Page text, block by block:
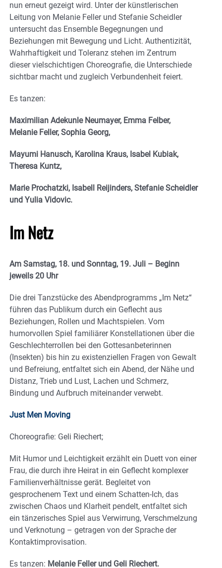
nun erneut gezeigt wird. Unter der künstlerischen
Leitung von Melanie Feller und Stefanie Scheidler
untersucht das Ensemble Begegnungen und
Beziehungen mit Bewegung und Licht. Authentizität,
Wahrhaftigkeit und Toleranz stehen im Zentrum
dieser vielschichtigen Choreografie, die Unterschiede
sichtbar macht und zugleich Verbundenheit feiert.
Es tanzen:
Maximilian Adekunle Neumayer, Emma Felber,
Melanie Feller, Sophia Georg,
Mayumi Hanusch, Karolina Kraus, Isabel Kubiak,
Theresa Kuntz,
Marie Prochatzki, Isabell Reijinders, Stefanie Scheidler
und Yulia Vidovic.
Im Netz
Am Samstag, 18. und Sonntag, 19. Juli – Beginn
jeweils 20 Uhr
Die drei Tanzstücke des Abendprogramms „Im Netz“
führen das Publikum durch ein Geflecht aus
Beziehungen, Rollen und Machtspielen. Vom
humorvollen Spiel familiärer Konstellationen über die
Geschlechterrollen bei den Gottesanbeterinnen
(Insekten) bis hin zu existenziellen Fragen von Gewalt
und Befreiung, entfaltet sich ein Abend, der Nähe und
Distanz, Trieb und Lust, Lachen und Schmerz,
Bindung und Aufbruch miteinander verwebt.
Just Men Moving
Choreografie: Geli Riechert;
Mit Humor und Leichtigkeit erzählt ein Duett von einer
Frau, die durch ihre Heirat in ein Geflecht komplexer
Familienverhältnisse gerät. Begleitet von
gesprochenem Text und einem Schatten-Ich, das
zwischen Chaos und Klarheit pendelt, entfaltet sich
ein tänzerisches Spiel aus Verwirrung, Verschmelzung
und Verknotung – getragen von der Sprache der
Kontaktimprovisation.
Es tanzen: Melanie Feller und Geli Riechert.